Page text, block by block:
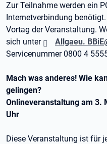
Zur Teilnahme werden ein
Internetverbindung
Vortag der Veranstaltung.
sich unter
Allgaeu.
Servicenummer 0800 4
Mach was anderes! Wie
gelingen?
Onlineveranstaltung am 3.
Uhr
Diese Veranstaltung ist für